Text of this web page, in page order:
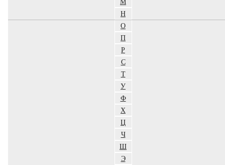
Н
О
П
Р
С
Т
У
Ф
Х
Ц
Ч
Ш
Э